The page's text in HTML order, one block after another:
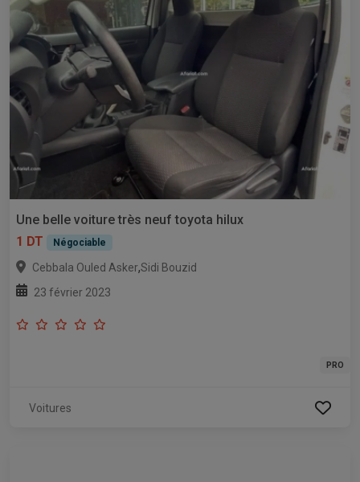
Une belle voiture très neuf toyota hilux
1 DT
Négociable
Cebbala Ouled Asker,Sidi Bouzid
23 février 2023
PRO
Voitures